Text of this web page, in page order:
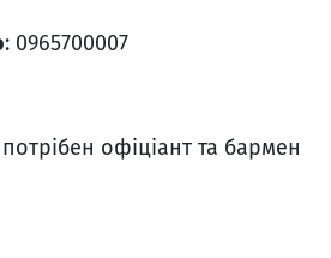
: 0965700007
офіціант та бармен